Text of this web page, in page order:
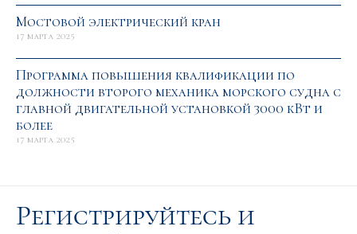
Мостовой электрический кран
17 марта 2025
Программа повышения квалификации по
должности второго механика морского судна с
главной двигательной установкой 3000 кВт и
более
17 марта 2025
Регистрируйтесь и